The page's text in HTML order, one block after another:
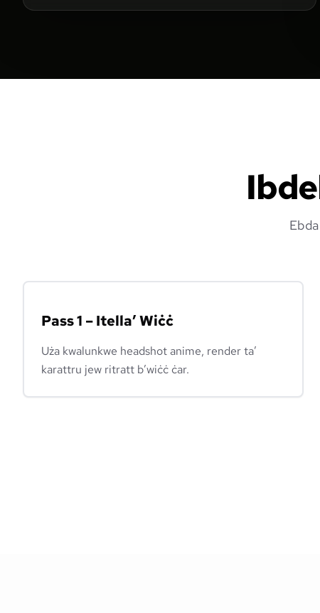
Pass 1 – Itella’ Wiċċ
Uża kwalunkwe headshot anime, render ta’
karattru jew ritratt b’wiċċ ċar.